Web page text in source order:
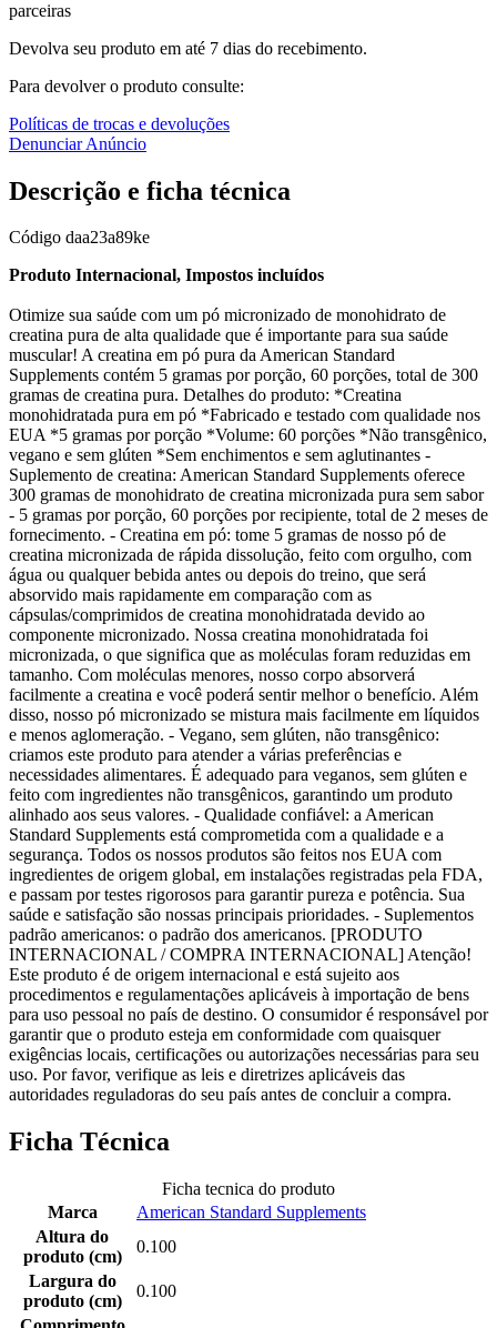
parceiras
Devolva seu produto em até 7 dias do recebimento.
Para devolver o produto consulte:
Políticas de trocas e devoluções
Denunciar Anúncio
Descrição e ficha técnica
Código daa23a89ke
Produto Internacional, Impostos incluídos
Otimize sua saúde com um pó micronizado de monohidrato de
creatina pura de alta qualidade que é importante para sua saúde
muscular! A creatina em pó pura da American Standard
Supplements contém 5 gramas por porção, 60 porções, total de 300
gramas de creatina pura. Detalhes do produto: *Creatina
monohidratada pura em pó *Fabricado e testado com qualidade nos
EUA *5 gramas por porção *Volume: 60 porções *Não transgênico,
vegano e sem glúten *Sem enchimentos e sem aglutinantes -
Suplemento de creatina: American Standard Supplements oferece
300 gramas de monohidrato de creatina micronizada pura sem sabor
- 5 gramas por porção, 60 porções por recipiente, total de 2 meses de
fornecimento. - Creatina em pó: tome 5 gramas de nosso pó de
creatina micronizada de rápida dissolução, feito com orgulho, com
água ou qualquer bebida antes ou depois do treino, que será
absorvido mais rapidamente em comparação com as
cápsulas/comprimidos de creatina monohidratada devido ao
componente micronizado. Nossa creatina monohidratada foi
micronizada, o que significa que as moléculas foram reduzidas em
tamanho. Com moléculas menores, nosso corpo absorverá
facilmente a creatina e você poderá sentir melhor o benefício. Além
disso, nosso pó micronizado se mistura mais facilmente em líquidos
e menos aglomeração. - Vegano, sem glúten, não transgênico:
criamos este produto para atender a várias preferências e
necessidades alimentares. É adequado para veganos, sem glúten e
feito com ingredientes não transgênicos, garantindo um produto
alinhado aos seus valores. - Qualidade confiável: a American
Standard Supplements está comprometida com a qualidade e a
segurança. Todos os nossos produtos são feitos nos EUA com
ingredientes de origem global, em instalações registradas pela FDA,
e passam por testes rigorosos para garantir pureza e potência. Sua
saúde e satisfação são nossas principais prioridades. - Suplementos
padrão americanos: o padrão dos americanos. [PRODUTO
INTERNACIONAL / COMPRA INTERNACIONAL] Atenção!
Este produto é de origem internacional e está sujeito aos
procedimentos e regulamentações aplicáveis à importação de bens
para uso pessoal no país de destino. O consumidor é responsável por
garantir que o produto esteja em conformidade com quaisquer
exigências locais, certificações ou autorizações necessárias para seu
uso. Por favor, verifique as leis e diretrizes aplicáveis das
autoridades reguladoras do seu país antes de concluir a compra.
Ficha Técnica
Ficha tecnica do produto
Marca
American Standard Supplements
Altura do
produto (cm)
0.100
Largura do
produto (cm)
0.100